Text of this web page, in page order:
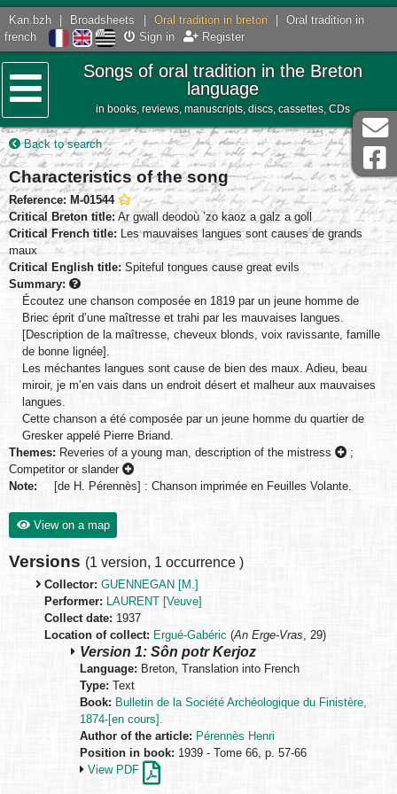
Kan.bzh Broadsheets Oral tradition in breton
Oral tradition in
french
Sign in Register
Menu
Songs of oral tradition in the Breton
language
in books, reviews, manuscripts, discs, cassettes, CDs
Back to search
Characteristics of the song
Reference: M-01544
Critical Breton title:Ar gwall deodoù ’zo kaoz a galz a goll
Critical French title: Les mauvaises langues sont causes de grands
maux
Critical English title: Spiteful tongues cause great evils
Summary:
Écoutez une chanson composée en 1819 par un jeune homme de
Briec éprit d’une maîtresse et trahi par les mauvaises langues.
[Description de la maîtresse, cheveux blonds, voix ravissante, famille
de bonne lignée].
Les méchantes langues sont cause de bien des maux. Adieu, beau
miroir, je m’en vais dans un endroit désert et malheur aux mauvaises
langues.
Cette chanson a été composée par un jeune homme du quartier de
Gresker appelé Pierre Briand.
Themes: Reveries of a young man, description of the mistress
;
Competitor or slander
Note:
[de H. Pérennès] : Chanson imprimée en Feuilles Volante.
View on a map
Versions (1 version, 1 occurrence )
Collector: GUENNEGAN [M.]
Performer: LAURENT [Veuve]
Collect date: 1937
Location of collect: Ergué-Gabéric (An Erge-Vras, 29)
Version 1: Sôn potr Kerjoz
Language: Breton, Translation into French
Type: Text
Book: Bulletin de la Société Archéologique du Finistère,
1874-[en cours].
Author of the article: Pérennès Henri
Position in book: 1939 - Tome 66, p. 57-66
View PDF